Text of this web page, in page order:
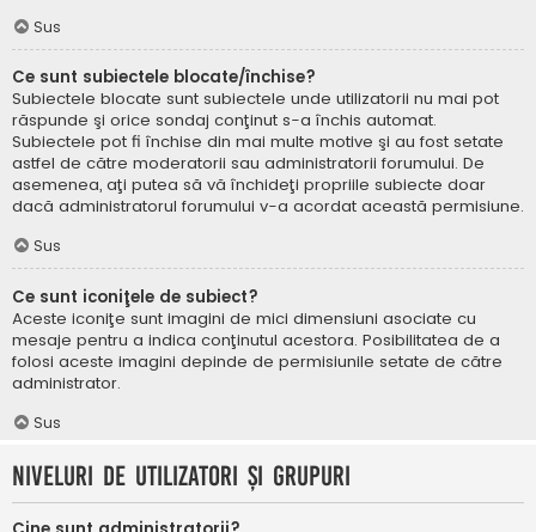
Sus
Ce sunt subiectele blocate/închise?
Subiectele blocate sunt subiectele unde utilizatorii nu mai pot
răspunde şi orice sondaj conţinut s-a închis automat.
Subiectele pot fi închise din mai multe motive şi au fost setate
astfel de către moderatorii sau administratorii forumului. De
asemenea, aţi putea să vă închideţi propriile subiecte doar
dacă administratorul forumului v-a acordat această permisiune.
Sus
Ce sunt iconiţele de subiect?
Aceste iconiţe sunt imagini de mici dimensiuni asociate cu
mesaje pentru a indica conţinutul acestora. Posibilitatea de a
folosi aceste imagini depinde de permisiunile setate de către
administrator.
Sus
Niveluri de utilizatori şi grupuri